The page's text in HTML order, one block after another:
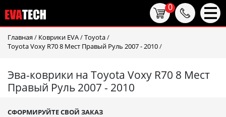
Главная / Коврики EVA/Toyota/
Toyota Voxy R70 8 Мест Правый Руль 2007 - 2010/
Эва-коврики на Toyota Voxy R70 8 Мест
Правый Руль 2007 - 2010
СФОРМИРУЙТЕ СВОЙ ЗАКАЗ
0